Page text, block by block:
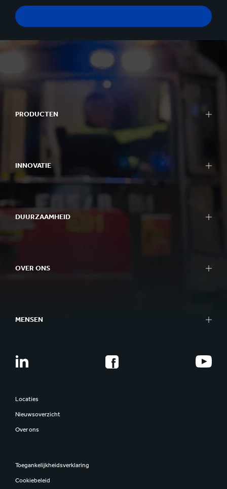
PRODUCTEN
INNOVATIE
DUURZAAMHEID
OVER ONS
MENSEN
Locaties
Nieuwsoverzicht
Over ons
Toegankelijkheidsverklaring
Cookiebeleid